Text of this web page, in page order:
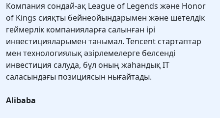
Компания сондай-ақ League of Legends және Honor
of Kings сияқты бейнеойындарымен және шетелдік
геймерлік компанияларға салынған ірі
инвестицияларымен танымал. Tencent стартаптар
мен технологиялық әзірлемелерге белсенді
инвестиция салуда, бұл оның жаһандық IT
саласындағы позициясын нығайтады.
Alibaba